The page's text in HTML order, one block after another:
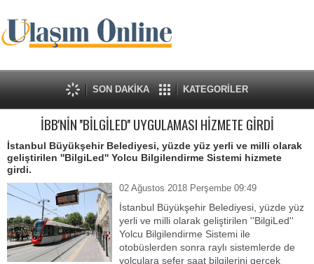
SON DAKİKA KATEGORİLER
İBB'NİN ''BİLGİLED'' UYGULAMASI HİZMETE GİRDİ
İstanbul Büyükşehir Belediyesi, yüzde yüz yerli ve milli olarak
geliştirilen ''BilgiLed'' Yolcu Bilgilendirme Sistemi hizmete
girdi.
02 Ağustos 2018 Perşembe 09:49
İstanbul Büyükşehir Belediyesi, yüzde yüz
yerli ve milli olarak geliştirilen ''BilgiLed''
Yolcu Bilgilendirme Sistemi ile
otobüslerden sonra raylı sistemlerde de
yolculara sefer saat bilgilerini gerçek